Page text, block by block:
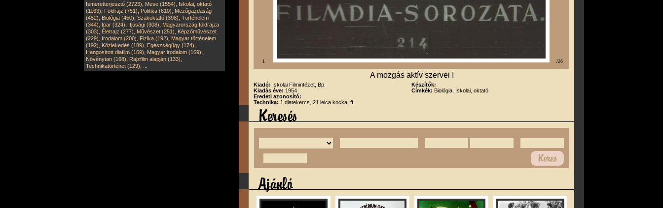
Ismeretterjesztő (2723), Mese (1554), Iskolai, oktató
(1163), Földrajz (751), Politika (610), Mezőgazdaság
(452), Biológia (450), Szakoktató (398), Történelem
(344), Ipar (324), Ifjúsági (308), Magyarország földrajza
(303), Életrajz (277), Művészet (251), Képzőművészet
(229), Irodalom (200), Fizika (192), Magyar történelem
(192), Közlekedés (189), Egészségügy (174),
Hangosított diafilm (169), Magyar irodalom (169),
Növénytan (168), Rajzfilm alapján (133),
Technikatörténet (129),
1 /26
A mozgás aktív szervei I
Kiadó: Iskolai Filmintézet, Bp.
Kiadás éve: 1954
Eredeti azonosító:
Technika: 1 diatekercs, 21 leica kocka, ff.
Készítők:
Címkék: Biológia, Iskolai, oktató